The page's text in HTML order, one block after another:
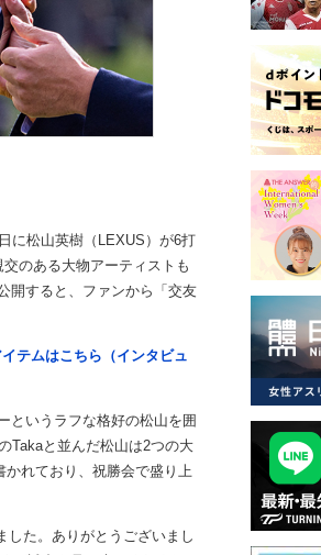
に松山英樹（LEXUS）が6打
のある大物アーティストも
開すると、ファンから「交友
テムはこちら（インタビュ
いうラフな格好の松山を囲
Takaと並んだ松山は2つの大
れており、祝勝会で盛り上
た。ありがとうございまし